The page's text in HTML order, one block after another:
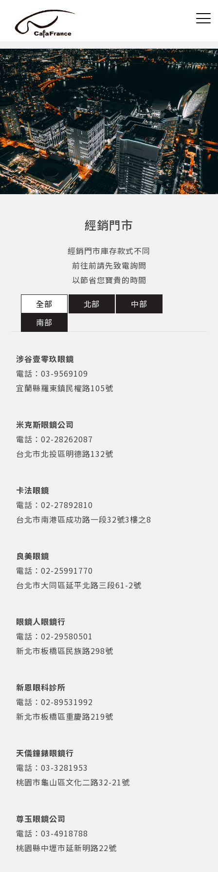
經銷門市
經銷門市庫存款式不同
前往前請先致電詢問
以節省您寶貴的時間
全部 北部
中部
南部
涉谷壹零玖眼鏡
電話： 03-9569109
宜蘭縣羅東鎮民權路105號
米克斯眼鏡公司
電話： 02-28262087
台北市北投區明德路132號
卡法眼鏡
電話： 02-27892810
台北市南港區成功路一段32號3樓之8
良美眼鏡
電話： 02-25991770
台北市大同區延平北路三段61-2號
眼鏡人眼鏡行
電話： 02-29580501
新北市板橋區民族路298號
新恩眼科診所
電話： 02-89531992
新北市板橋區重慶路219號
天儀鐘錶眼鏡行
電話： 03-3281953
桃園市龜山區文化二路32-21號
尊玉眼鏡公司
電話： 03-4918788
桃園縣中壢市延新明路22號